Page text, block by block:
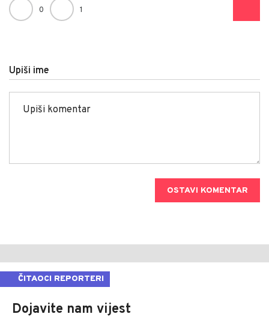
0 1
Upiši ime
OSTAVI KOMENTAR
ČITAOCI REPORTERI
Dojavite nam vijest